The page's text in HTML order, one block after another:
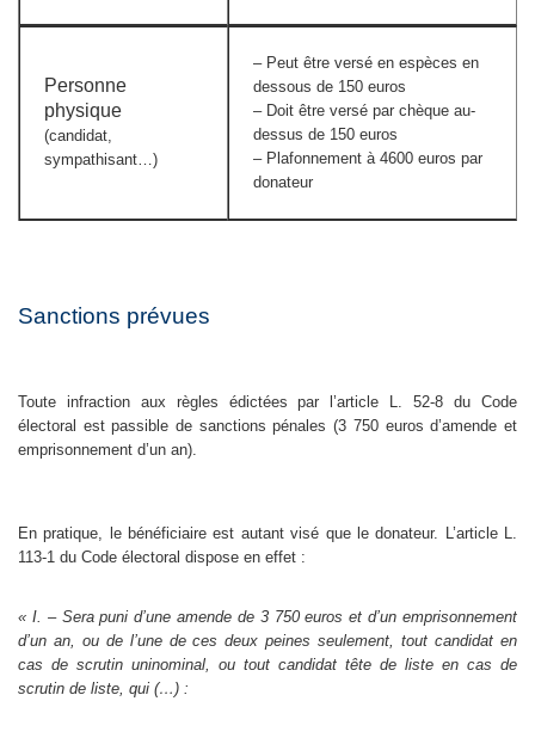
Personne
physique
(candidat,
sympathisant…)
– Peut être versé en espèces en
dessous de 150 euros
– Doit être versé par chèque au-
dessus de 150 euros
– Plafonnement à 4600 euros par
donateur
Sanctions prévues
Toute infraction aux règles édictées par l’article L. 52-8 du Code
électoral est passible de sanctions pénales (3 750 euros d’amende et
emprisonnement d’un an).
En pratique, le bénéficiaire est autant visé que le donateur. L’article L.
113-1 du Code électoral dispose en effet :
« I. – Sera puni d’une amende de 3 750 euros et d’un emprisonnement
d’un an, ou de l’une de ces deux peines seulement, tout candidat en
cas de scrutin uninominal, ou tout candidat tête de liste en cas de
scrutin de liste, qui (…) :